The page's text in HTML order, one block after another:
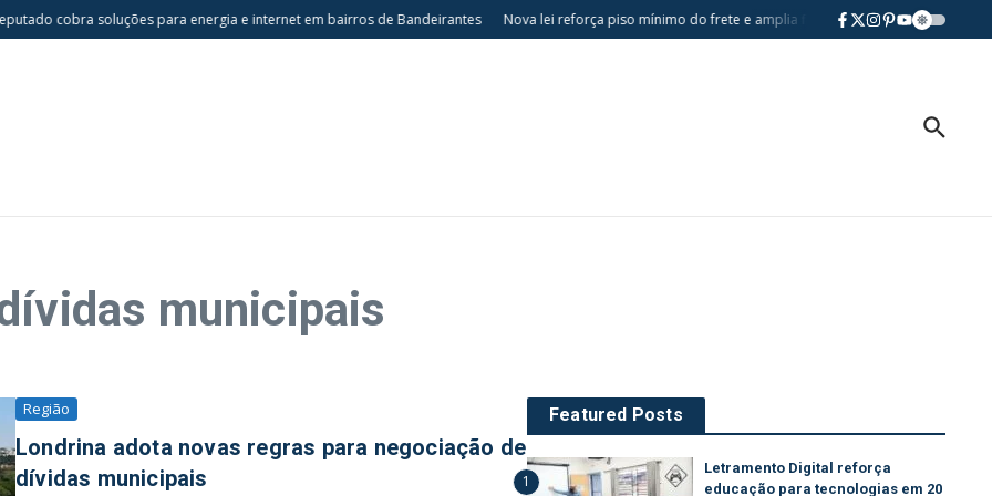
cobra soluções para energia e internet em bairros de Bandeirantes Nova lei reforça piso mínimo do frete e amplia fiscalização no transporte de
municipais
Região
Londrina adota novas regras para negociação de
dívidas municipais
Featured Posts
1
Letramento Digital reforça
educação para tecnologias em 20